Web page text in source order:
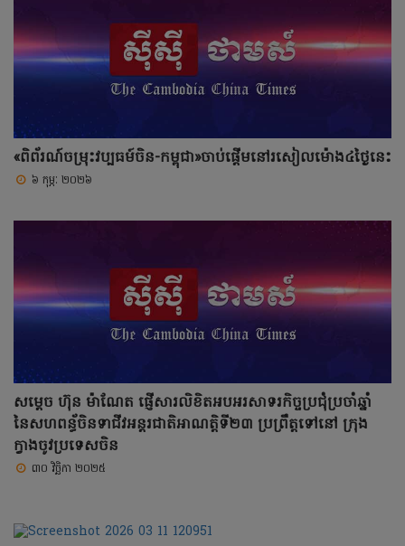
«ពិព័រណ៍ចម្រុះវប្បធម៍ចិន-កម្ពុជា»ចាប់ផ្តើមនៅរសៀលម៉ោង៤ថ្ងៃនេះ
៦ កុម្ភៈ ២០២៦
សម្តេច ហ៊ុន ម៉ាណែត ផ្ញើសារលិខិតអបអរសាទរកិច្ចប្រជុំប្រចាំឆ្នាំ
នៃសហពន្ធ័ចិនទាជីវអន្តរជាតិអាណត្តិទី២៣ ប្រព្រឹត្តទៅនៅ ក្រុង
ក្វាងចូវប្រទេសចិន
៣០ វិច្ឆិកា ២០២៥